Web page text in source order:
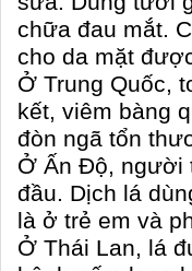
chữa đau mắt.
cho da mặt
Ở Trung Quốc,
kết, viêm bàng
đòn ngã tổn
Ở Ấn Độ, người
đầu. Dịch lá
là ở trẻ em và
Ở Thái Lan, lá